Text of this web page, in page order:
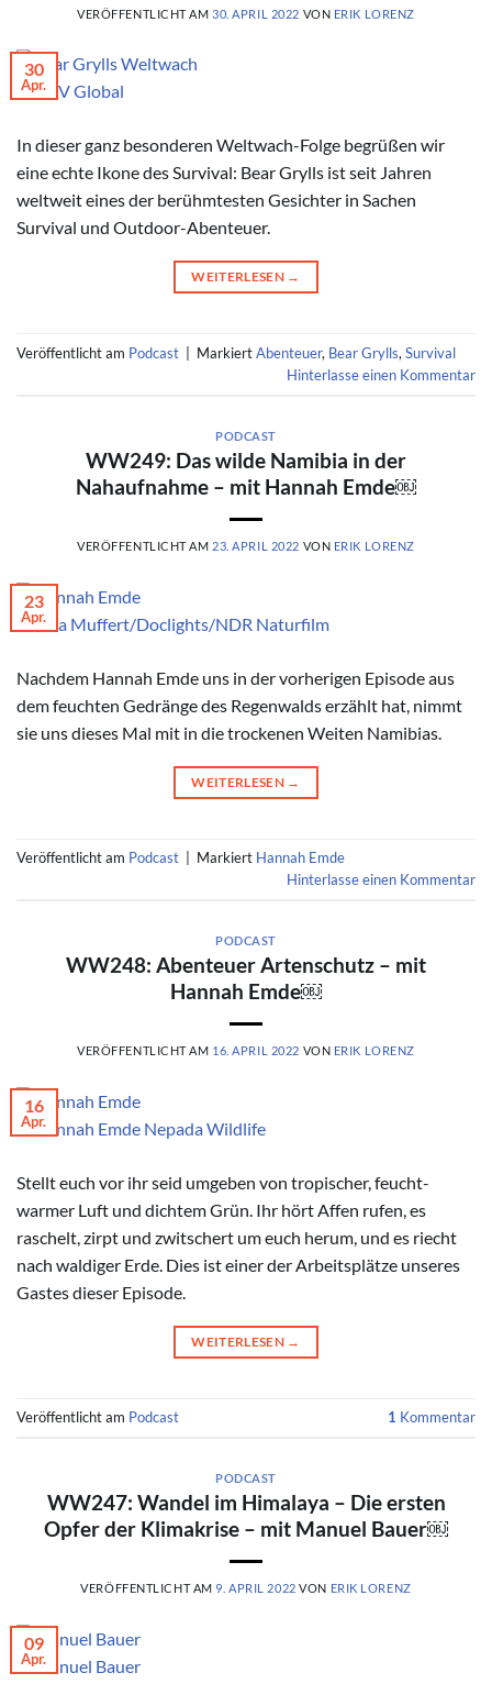
VERÖFFENTLICHT AM30. APRIL 2022 VON ERIK LORENZ
© BGV Global
30
Apr.
In dieser ganz besonderen Weltwach-Folge begrüßen wir
eine echte Ikone des Survival: Bear Grylls ist seit Jahren
weltweit eines der berühmtesten Gesichter in Sachen
Survival und Outdoor-Abenteuer.
WEITERLESEN →
Veröffentlicht am Podcast MarkiertAbenteuer, Bear Grylls, Survival
Hinterlasse einen Kommentar
PODCAST
WW249: Das wilde Namibia in der
Nahaufnahme – mit Hannah Emde￼
VERÖFFENTLICHT AM 23. APRIL 2022 VON ERIK LORENZ
© Tina Muffert/Doclights/NDR Naturfilm
23
Apr.
Nachdem Hannah Emde uns in der vorherigen Episode aus
dem feuchten Gedränge des Regenwalds erzählt hat, nimmt
sie uns dieses Mal mit in die trockenen Weiten Namibias.
WEITERLESEN →
Veröffentlicht am Podcast Markiert Hannah Emde
Hinterlasse einen Kommentar
PODCAST
WW248: Abenteuer Artenschutz – mit
Hannah Emde￼
VERÖFFENTLICHT AM 16. APRIL 2022 VON ERIK LORENZ
© Hannah Emde Nepada Wildlife
16
Apr.
Stellt euch vor ihr seid umgeben von tropischer, feucht-
warmer Luft und dichtem Grün. Ihr hört Affen rufen, es
raschelt, zirpt und zwitschert um euch herum, und es riecht
nach waldiger Erde. Dies ist einer der Arbeitsplätze unseres
Gastes dieser Episode.
WEITERLESEN →
Veröffentlicht am Podcast 1 Kommentar
PODCAST
WW247: Wandel im Himalaya – Die ersten
Opfer der Klimakrise – mit Manuel Bauer￼
VERÖFFENTLICHT AM9. APRIL 2022 VON ERIK LORENZ
© Manuel Bauer
09
Apr.